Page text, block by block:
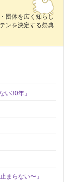
団体を広く知らし
ンを決定する祭典
30年」
まらない〜」